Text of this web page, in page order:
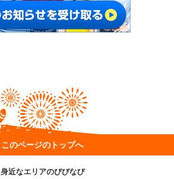
このページのトップへ
身近なエリアのびびなび